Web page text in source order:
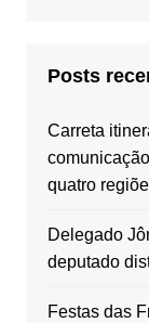
Posts
Carreta
quatro
Delegado
deputado
Festas das